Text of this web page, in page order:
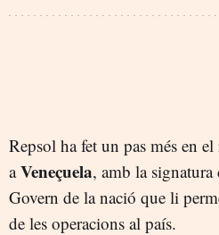
Repsol ha fet un pas més en
aVeneçuela, amb la
Govern de la nació que li
de les operacions al país.